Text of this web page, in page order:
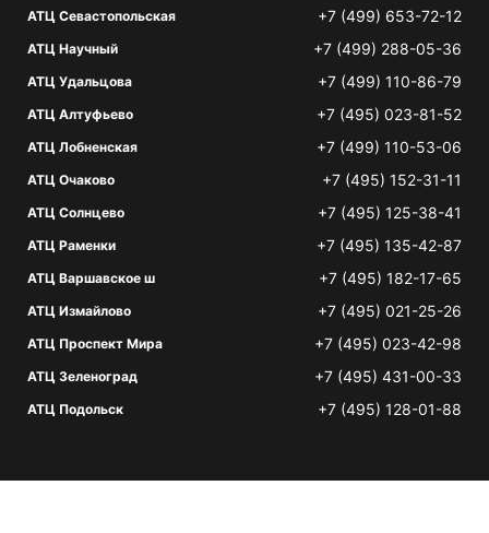
АТЦ Севастопольская +7 (499) 653-72-12
АТЦ Научный +7 (499) 288-05-36
АТЦ Удальцова +7 (499) 110-86-79
АТЦ Алтуфьево +7 (495) 023-81-52
АТЦ Лобненская +7 (499) 110-53-06
АТЦ Очаково +7 (495) 152-31-11
АТЦ Солнцево +7 (495) 125-38-41
АТЦ Раменки +7 (495) 135-42-87
АТЦ Варшавское ш +7 (495) 182-17-65
АТЦ Измайлово +7 (495) 021-25-26
АТЦ Проспект Мира +7 (495) 023-42-98
АТЦ Зеленоград +7 (495) 431-00-33
АТЦ Подольск +7 (495) 128-01-88